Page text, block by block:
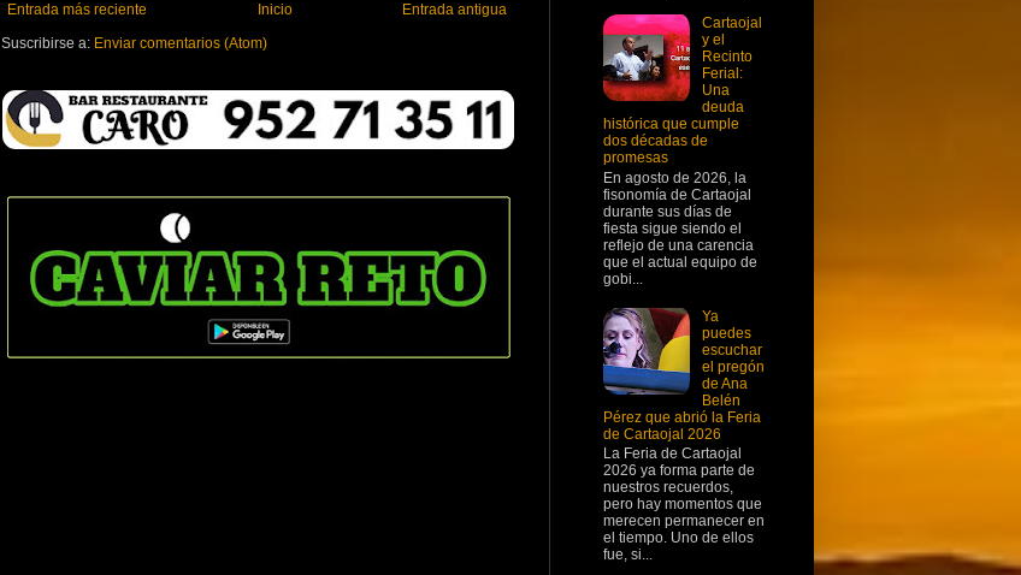
Entrada más reciente Entrada antigua
Inicio
Suscribirse a: Enviar comentarios (Atom)
Cartaojal
y el
Recinto
Ferial:
Una
deuda
histórica que cumple
dos décadas de
promesas
En agosto de 2026, la
fisonomía de Cartaojal
durante sus días de
fiesta sigue siendo el
reflejo de una carencia
que el actual equipo de
gobi...
Ya
puedes
escuchar
el pregón
de Ana
Belén
Pérez que abrió la Feria
de Cartaojal 2026
La Feria de Cartaojal
2026 ya forma parte de
nuestros recuerdos,
pero hay momentos que
merecen permanecer en
el tiempo. Uno de ellos
fue, si...